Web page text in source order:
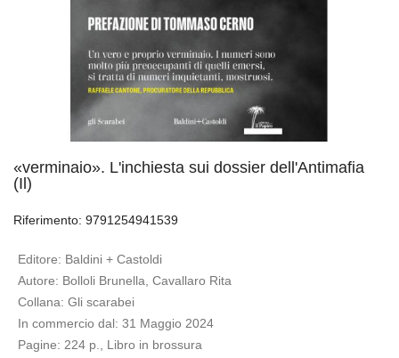
«verminaio». L'inchiesta sui dossier dell'Antimafia
(Il)
Riferimento: 9791254941539
Editore: Baldini + Castoldi
Autore: Bolloli Brunella, Cavallaro Rita
Collana: Gli scarabei
In commercio dal: 31 Maggio 2024
Pagine: 224 p., Libro in brossura